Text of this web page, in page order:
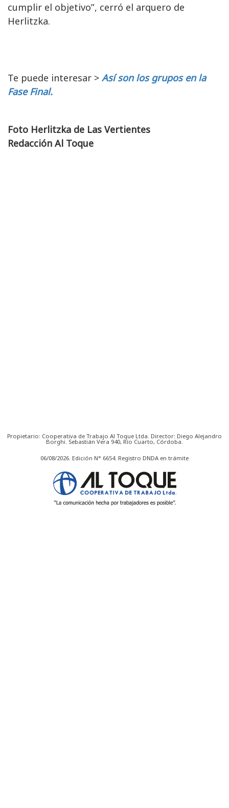
cumplir el objetivo”, cerró el arquero de
Herlitzka.
Te puede interesar > Así son los grupos en la
Fase Final.
Foto Herlitzka de Las Vertientes
Redacción Al Toque
Propietario: Cooperativa de Trabajo Al Toque Ltda. Director: Diego Alejandro
Borghi. Sebastián Vera 940, Río Cuarto, Córdoba.
06/08/2026. Edición N° 6654. Registro DNDA en trámite